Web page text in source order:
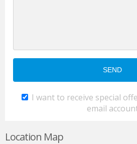
I want to receive special
email
Location Map